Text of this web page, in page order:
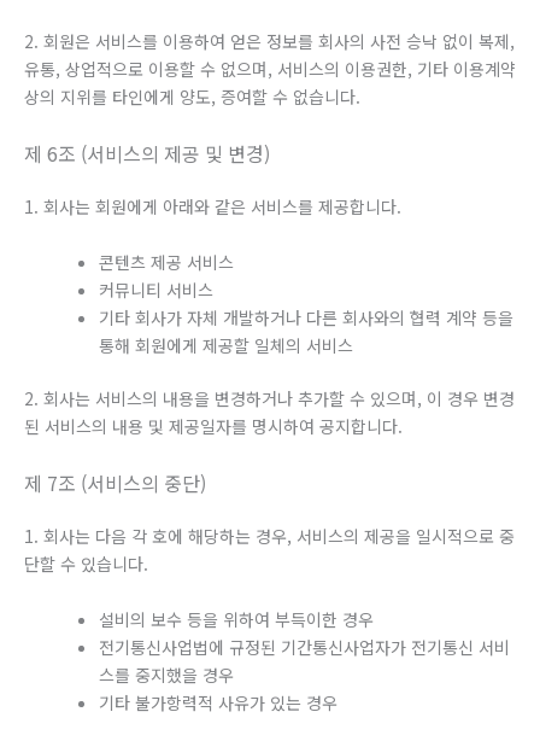
2. 회원은 서비스를 이용하여 얻은 정보를 회사의 사전 승낙 없이 복제,
유통, 상업적으로 이용할 수 없으며, 서비스의 이용권한, 기타 이용계약
상의 지위를 타인에게 양도, 증여할 수 없습니다.
제 6조 (서비스의 제공 및 변경)
1. 회사는 회원에게 아래와 같은 서비스를 제공합니다.
콘텐츠 제공 서비스
커뮤니티 서비스
기타 회사가 자체 개발하거나 다른 회사와의 협력 계약 등을
통해 회원에게 제공할 일체의 서비스
2. 회사는 서비스의 내용을 변경하거나 추가할 수 있으며, 이 경우 변경
된 서비스의 내용 및 제공일자를 명시하여 공지합니다.
제 7조 (서비스의 중단)
1. 회사는 다음 각 호에 해당하는 경우, 서비스의 제공을 일시적으로 중
단할 수 있습니다.
설비의 보수 등을 위하여 부득이한 경우
전기통신사업법에 규정된 기간통신사업자가 전기통신 서비
스를 중지했을 경우
기타 불가항력적 사유가 있는 경우